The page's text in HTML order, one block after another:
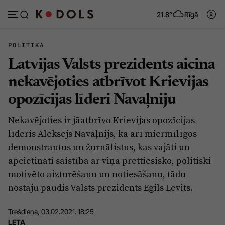
21.8° Rīgā
Abonēt Pieslēgties
Ziņas
Politika
Pašvaldības
Izglītība
Veselība
Vide
Tēmas
Viedokļi
Dzīve un ticība
Ekonomika
Krimināli
POLITIKA
Latvijas Valsts prezidents aicina
nekavējoties atbrīvot Krievijas
opozīcijas līderi Navaļniju
Nekavējoties ir jāatbrīvo Krievijas opozīcijas
līderis Aleksejs Navaļnijs, kā arī miermīlīgos
demonstrantus un žurnālistus, kas vajāti un
apcietināti saistībā ar viņa prettiesisko, politiski
motivēto aizturēšanu un notiesāšanu, tādu
nostāju paudis Valsts prezidents Egils Levits.
Trešdiena, 03.02.2021. 18:25
LETA